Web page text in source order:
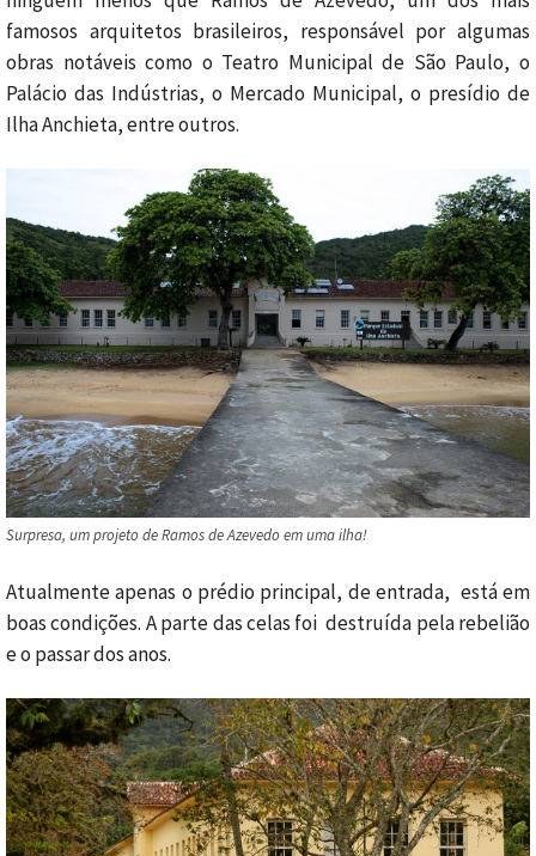
famosos arquitetos brasileiros, responsável por algumas
obras notáveis como o Teatro Municipal de São Paulo, o
Palácio das Indústrias, o Mercado Municipal, o presídio de
Ilha Anchieta, entre outros.
Surpresa, um projeto de Ramos de Azevedo em uma ilha!
Atualmente apenas o prédio principal, de entrada, está em
boas condições. A parte das celas foi destruída pela rebelião
e o passar dos anos.